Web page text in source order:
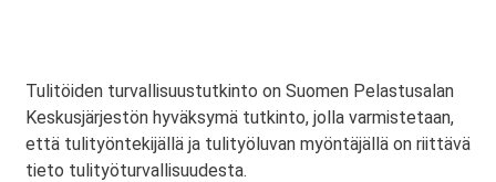
Tulitöiden turvallisuustutkinto on Suomen Pelastusalan
Keskusjärjestön hyväksymä tutkinto, jolla varmistetaan,
että tulityöntekijällä ja tulityöluvan myöntäjällä on riittävä
tieto tulityöturvallisuudesta.